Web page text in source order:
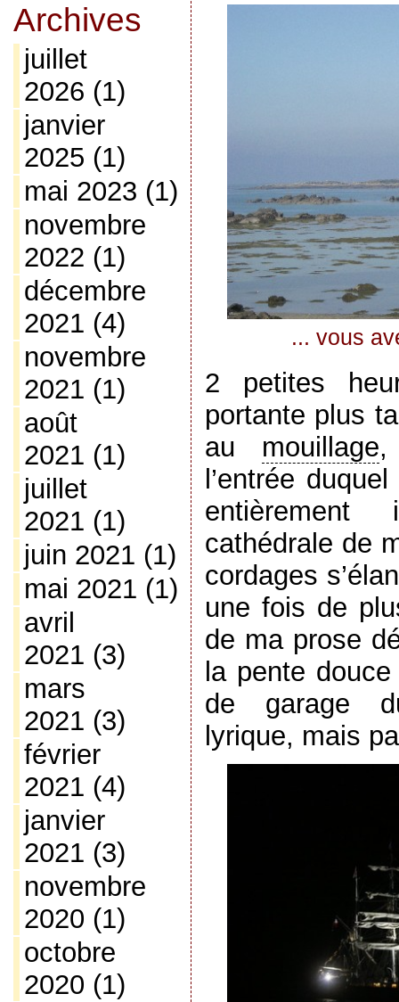
Archives
juillet
2026 (1)
janvier
2025 (1)
mai 2023 (1)
novembre
2022 (1)
décembre
2021 (4)
novembre
2021 (1)
août
2021 (1)
juillet
2021 (1)
juin 2021 (1)
mai 2021 (1)
avril
2021 (3)
mars
2021 (3)
février
2021 (4)
janvier
2021 (3)
novembre
2020 (1)
octobre
2020 (1)
... vous
2 petites
portante plus
au mouillage,
l’entrée
cathédrale de
cordages
une fois de
de ma prose
la pente
de garage
lyrique, mais